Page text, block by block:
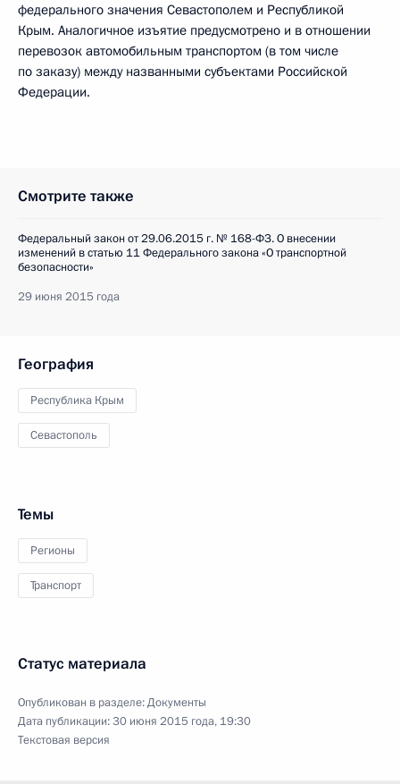
федерального значения Севастополем и Республикой
Крым. Аналогичное изъятие предусмотрено и в отношении
перевозок автомобильным транспортом (в том числе
по заказу) между названными субъектами Российской
Федерации.
Смотрите также
Федеральный закон от 29.06.2015 г. № 168-ФЗ. О внесении
изменений в статью 11 Федерального закона «О транспортной
безопасности»
29 июня 2015 года
География
Республика Крым
Севастополь
Темы
Регионы
Транспорт
Статус материала
Опубликован в разделе:Документы
Дата публикации:30 июня 2015 года, 19:30
Текстовая версия